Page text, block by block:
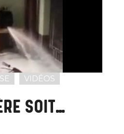
VIDÉOS
SOIT…